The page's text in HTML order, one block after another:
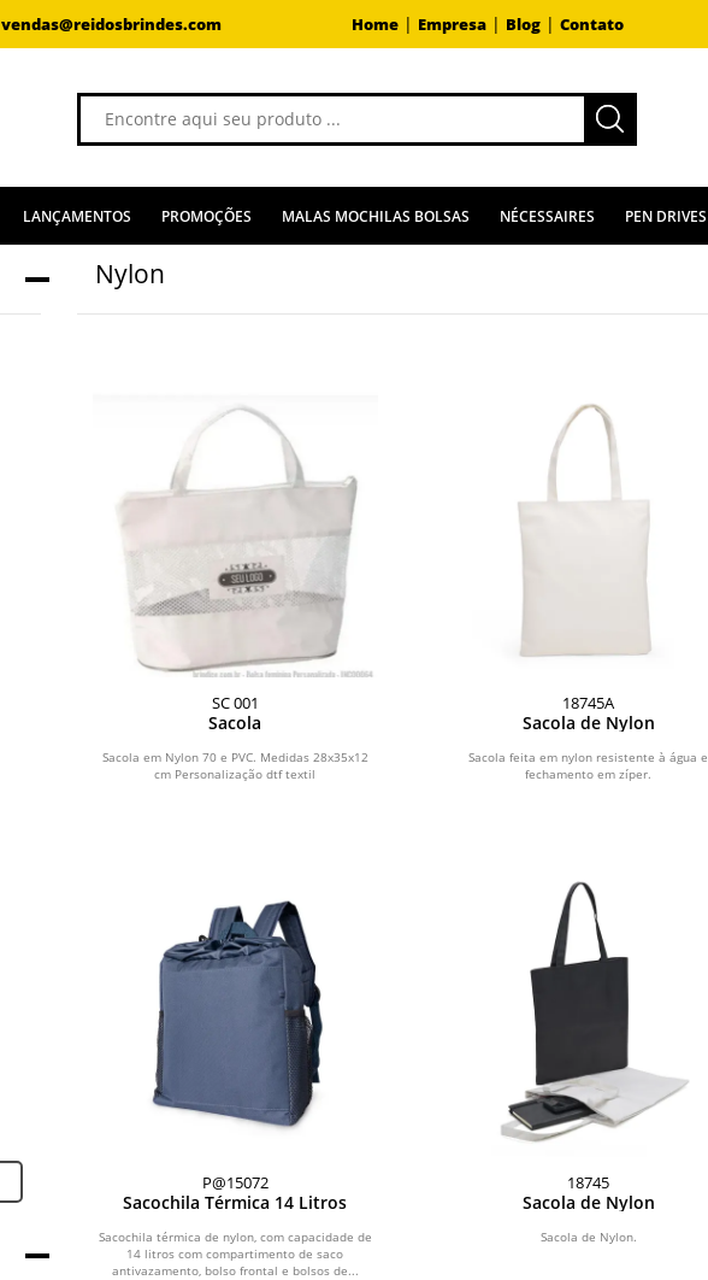
vendas@reidosbrindes.com Home| Empresa| Blog| Contato
LANÇAMENTOS PROMOÇÕES MALAS MOCHILAS BOLSAS NÉCESSAIRES PEN DRIVES
Nylon
SC 001
Sacola
Sacola em Nylon 70 e PVC. Medidas 28x35x12
cm Personalização dtf textil
18745A
Sacola de Nylon
Sacola feita em nylon resistente à água e
fechamento em zíper.
P@15072
Sacochila Térmica 14 Litros
Sacochila térmica de nylon, com capacidade de
14 litros com compartimento de saco
antivazamento, bolso frontal e bolsos de...
18745
Sacola de Nylon
Sacola de Nylon.